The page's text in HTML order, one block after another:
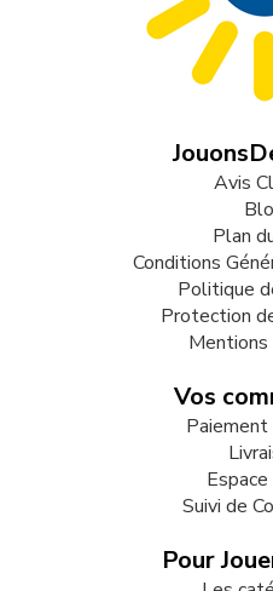
Avis
Plan
Conditions
Politique
Protection
Vos
Paiement
Suivi de
Pour